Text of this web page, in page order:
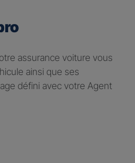
assurance voiture vous
ainsi que ses
défini avec votre Agent